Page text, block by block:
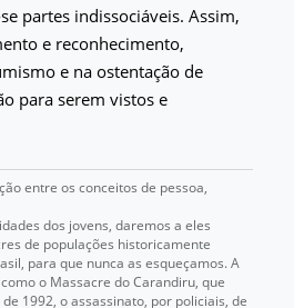
partes indissociáveis. Assim,
e reconhecimento,
e na ostentação de
para serem vistos e
entre os conceitos de pessoa,
dos jovens, daremos a eles
de populações historicamente
para que nunca as esqueçamos. A
o Massacre do Carandiru, que
1992, o assassinato, por policiais, de